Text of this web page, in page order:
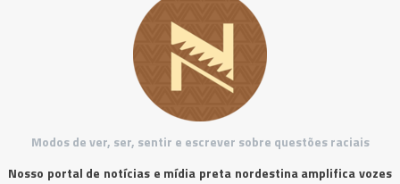
Modos de ver, ser, sentir e escrever sobre questões raciais
Nosso portal de notícias e mídia preta nordestina amplifica vozes